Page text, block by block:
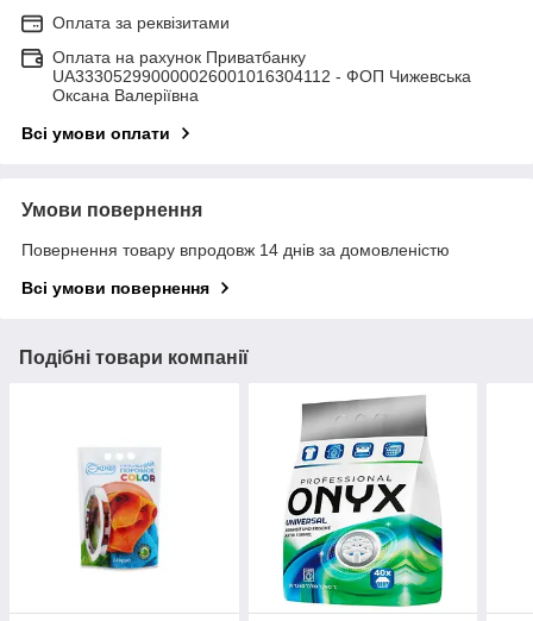
Оплата за реквізитами
Оплата на рахунок Приватбанку
UA333052990000026001016304112 - ФОП Чижевська
Оксана Валеріївна
Всі умови оплати
Умови повернення
Повернення товару впродовж 14 днів за домовленістю
Всі умови повернення
Подібні товари компанії